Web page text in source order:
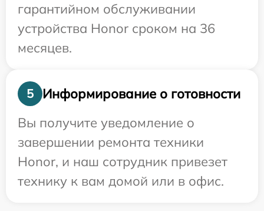
гарантийном обслуживании
устройства Honor сроком на 36
месяцев.
5
Информирование о готовности
Вы получите уведомление о
завершении ремонта техники
Honor, и наш сотрудник привезет
технику к вам домой или в офис.